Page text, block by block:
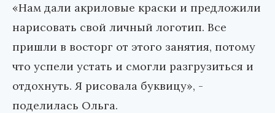
«Нам дали акриловые краски и предложили
нарисовать свой личный логотип. Все
пришли в восторг от этого занятия, потому
что успели устать и смогли разгрузиться и
отдохнуть. Я рисовала буквицу», -
поделилась Ольга.